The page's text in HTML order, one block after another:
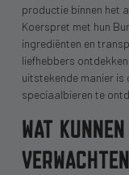
productie binnen het
Koerspret met hun
ingrediënten en
liefhebbers
uitstekende manier
speciaalbieren te
WAT